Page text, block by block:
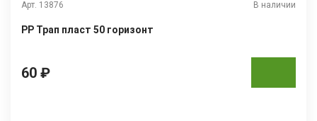
Арт. 13876 В наличии
РР Трап пласт 50 горизонт
60 ₽